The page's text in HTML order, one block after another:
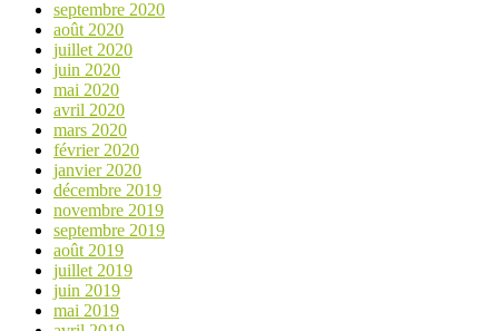
septembre 2020
août 2020
juillet 2020
juin 2020
mai 2020
avril 2020
mars 2020
février 2020
janvier 2020
décembre 2019
novembre 2019
septembre 2019
août 2019
juillet 2019
juin 2019
mai 2019